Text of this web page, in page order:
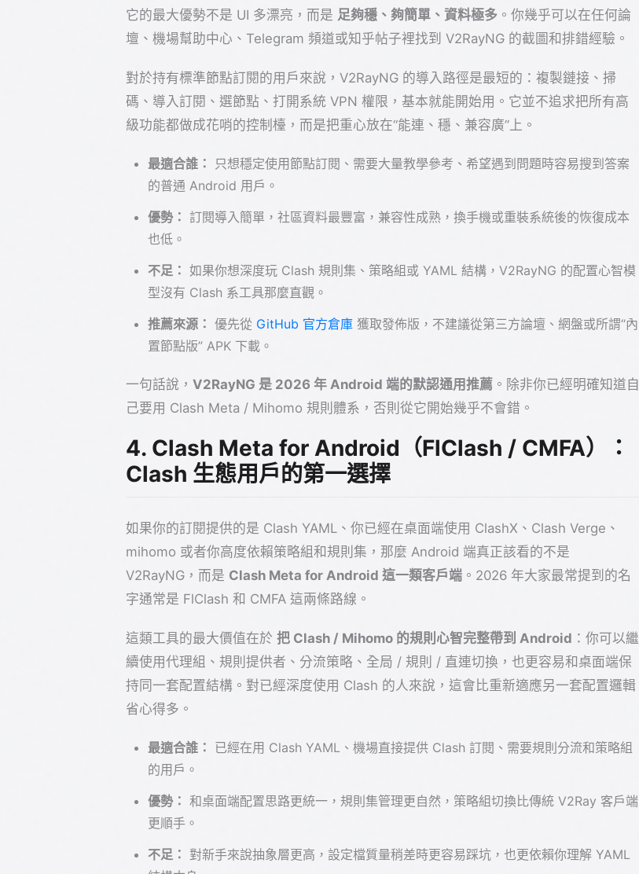
它的最大優勢不是 UI 多漂亮，而是 足夠穩、夠簡單、資料極多 。你幾乎可以在任何論
壇、機場幫助中心、Telegram 頻道或知乎帖子裡找到 V2RayNG 的截圖和排錯經驗。
對於持有標準節點訂閱的用戶來說，V2RayNG 的導入路徑是最短的：複製鏈接、掃
碼、導入訂閱、選節點、打開系統 VPN 權限，基本就能開始用。它並不追求把所有高
級功能都做成花哨的控制檯，而是把重心放在“能連、穩、兼容廣”上。
最適合誰：
只想穩定使用節點訂閱、需要大量教學參考、希望遇到問題時容易搜到答案
的普通 Android 用戶。
優勢： 訂閱導入簡單，社區資料最豐富，兼容性成熟，換手機或重裝系統後的恢復成本
也低。
不足： 如果你想深度玩 Clash 規則集、策略組或 YAML 結構，V2RayNG 的配置心智模
型沒有 Clash 系工具那麼直觀。
推薦來源： 優先從 GitHub 官方倉庫 獲取發佈版，不建議從第三方論壇、網盤或所謂“內
置節點版” APK 下載。
一句話說， V2RayNG 是 2026 年 Android 端的默認通用推薦 。除非你已經明確知道自
己要用 Clash Meta / Mihomo 規則體系，否則從它開始幾乎不會錯。
4. Clash Meta for Android（FlClash / CMFA）：
Clash 生態用戶的第一選擇
如果你的訂閱提供的是 Clash YAML、你已經在桌面端使用 ClashX、Clash Verge、
mihomo 或者你高度依賴策略組和規則集，那麼 Android 端真正該看的不是
V2RayNG，而是 Clash Meta for Android 這一類客戶端 。2026 年大家最常提到的名
字通常是 FlClash 和 CMFA 這兩條路線。
這類工具的最大價值在於 把 Clash / Mihomo 的規則心智完整帶到 Android ：你可以繼
續使用代理組、規則提供者、分流策略、全局 / 規則 / 直連切換，也更容易和桌面端保
持同一套配置結構。對已經深度使用 Clash 的人來說，這會比重新適應另一套配置邏輯
省心得多。
最適合誰： 已經在用 Clash YAML、機場直接提供 Clash 訂閱、需要規則分流和策略組
的用戶。
優勢： 和桌面端配置思路更統一，規則集管理更自然，策略組切換比傳統 V2Ray 客戶端
更順手。
不足： 對新手來說抽象層更高，設定檔質量稍差時更容易踩坑，也更依賴你理解 YAML